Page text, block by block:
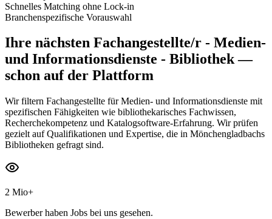
Schnelles Matching ohne Lock-in
Branchenspezifische Vorauswahl
Ihre nächsten Fachangestellte/r - Medien-
und Informationsdienste - Bibliothek—
schon auf der Plattform
Wir filtern Fachangestellte für Medien- und Informationsdienste mit
spezifischen Fähigkeiten wie bibliothekarisches Fachwissen,
Recherchekompetenz und Katalogsoftware-Erfahrung. Wir prüfen
gezielt auf Qualifikationen und Expertise, die in Mönchengladbachs
Bibliotheken gefragt sind.
2 Mio+
Bewerber haben Jobs bei uns gesehen.